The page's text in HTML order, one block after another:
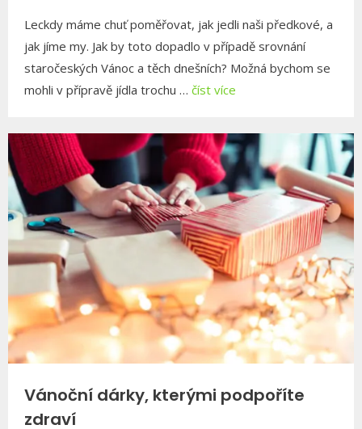
Leckdy máme chuť poměřovat, jak jedli naši předkové, a
jak jíme my. Jak by toto dopadlo v případě srovnání
staročeských Vánoc a těch dnešních? Možná bychom se
mohli v přípravě jídla trochu … číst více
Vánoční dárky, kterými podpoříte
zdraví